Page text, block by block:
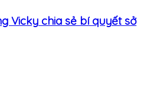
Vicky chia sẻ bí quyết sở